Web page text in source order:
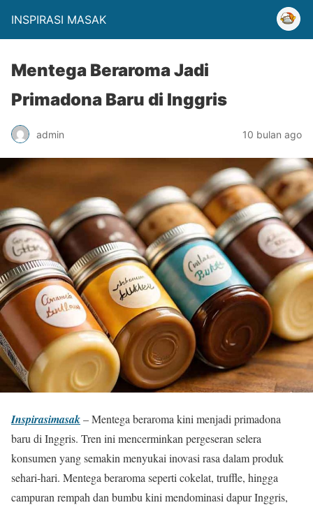
INSPIRASI MASAK
Mentega Beraroma Jadi
Primadona Baru di Inggris
admin 10 bulan ago
Inspirasimasak– Mentega beraroma kini menjadi primadona
baru di Inggris. Tren ini mencerminkan pergeseran selera
konsumen yang semakin menyukai inovasi rasa dalam produk
sehari-hari. Mentega beraroma seperti cokelat, truffle, hingga
campuran rempah dan bumbu kini mendominasi dapur Inggris,